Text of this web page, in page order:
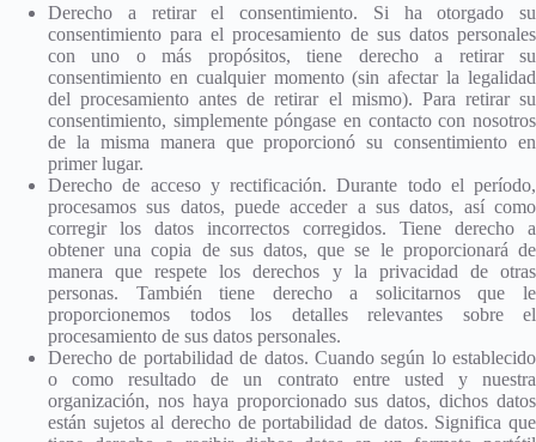
Derecho a retirar el consentimiento. Si ha otorgado su
consentimiento para el procesamiento de sus datos personales
con uno o más propósitos, tiene derecho a retirar su
consentimiento en cualquier momento (sin afectar la legalidad
del procesamiento antes de retirar el mismo). Para retirar su
consentimiento, simplemente póngase en contacto con nosotros
de la misma manera que proporcionó su consentimiento en
primer lugar.
Derecho de acceso y rectificación. Durante todo el período,
procesamos sus datos, puede acceder a sus datos, así como
corregir los datos incorrectos corregidos. Tiene derecho a
obtener una copia de sus datos, que se le proporcionará de
manera que respete los derechos y la privacidad de otras
personas. También tiene derecho a solicitarnos que le
proporcionemos todos los detalles relevantes sobre el
procesamiento de sus datos personales.
Derecho de portabilidad de datos. Cuando según lo establecido
o como resultado de un contrato entre usted y nuestra
organización, nos haya proporcionado sus datos, dichos datos
están sujetos al derecho de portabilidad de datos. Significa que